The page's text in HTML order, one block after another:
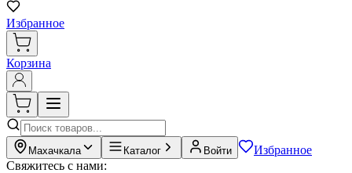
Избранное
Корзина
Махачкала Каталог Войти
Избранное
Свяжитесь с нами: